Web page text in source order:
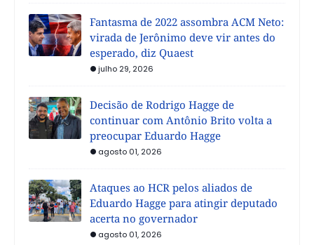
Fantasma de 2022 assombra ACM Neto:
virada de Jerônimo deve vir antes do
esperado, diz Quaest
julho 29, 2026
Decisão de Rodrigo Hagge de
continuar com Antônio Brito volta a
preocupar Eduardo Hagge
agosto 01, 2026
Ataques ao HCR pelos aliados de
Eduardo Hagge para atingir deputado
acerta no governador
agosto 01, 2026